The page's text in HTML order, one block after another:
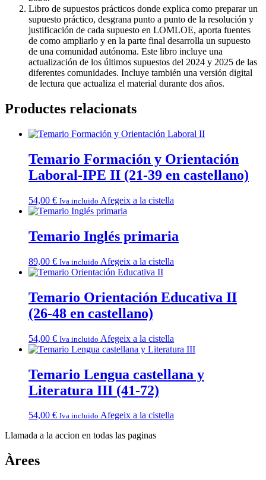
Libro de supuestos prácticos donde explica como preparar un
supuesto práctico, desgrana punto a punto de la resolución y
justificación de cada supuesto en LOMLOE, aporta fuentes
de como ampliarlo y en la parte final desarrolla un supuesto
de una comunidad autónoma. Este libro incluye una
actualización de los últimos supuestos del 2024 y 2025 de las
diferentes comunidades. Incluye también una versión digital
de lectura que actualiza el material durante dos años.
Productes relacionats
Temario Formación y Orientación
Laboral-IPE II (21-39 en castellano)
54,00 € Iva incluido Afegeix a la cistella
Temario Inglés primaria
89,00 € Iva incluido Afegeix a la cistella
Temario Orientación Educativa II
(26-48 en castellano)
54,00 € Iva incluido Afegeix a la cistella
Temario Lengua castellana y
Literatura III (41-72)
54,00 € Iva incluido Afegeix a la cistella
Llamada a la accion en todas las paginas
Àrees